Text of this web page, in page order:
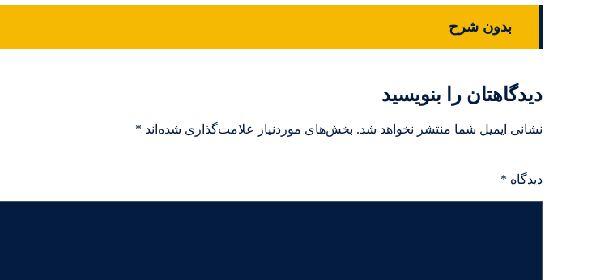
بدون شرح
دیدگاهتان را بنویسید
نشانی ایمیل شما منتشر نخواهد شد. بخش‌های موردنیاز علامت‌گذاری شده‌اند *
دیدگاه *